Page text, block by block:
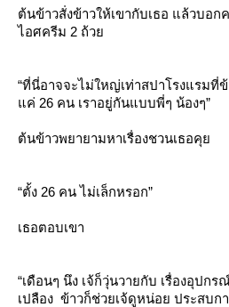
ต้นข้าวสั่งข้าวให้เขากับเธอ แล้วบอก
ไอศครีม 2 ถ้ว
“ที่นี่อาจจะไม่ใหญ่เท่าสปาโรงแรมที่
ค่ 26 คน เราอยู่กันแบบพี่ๆ น้องๆ”
ต้นข้าวพยายามหาเรื่องชวนเธอคุ
“ตั้ง 26 คน ไม่เล็กหรอก”
เธอตอบเขา
“เดือนๆ นึง เจ้ก็วุ่นวายกับ เรื่องอุปก
เปลือง ข้าวก็ช่วยเจ้ดูหน่อย ประสบ